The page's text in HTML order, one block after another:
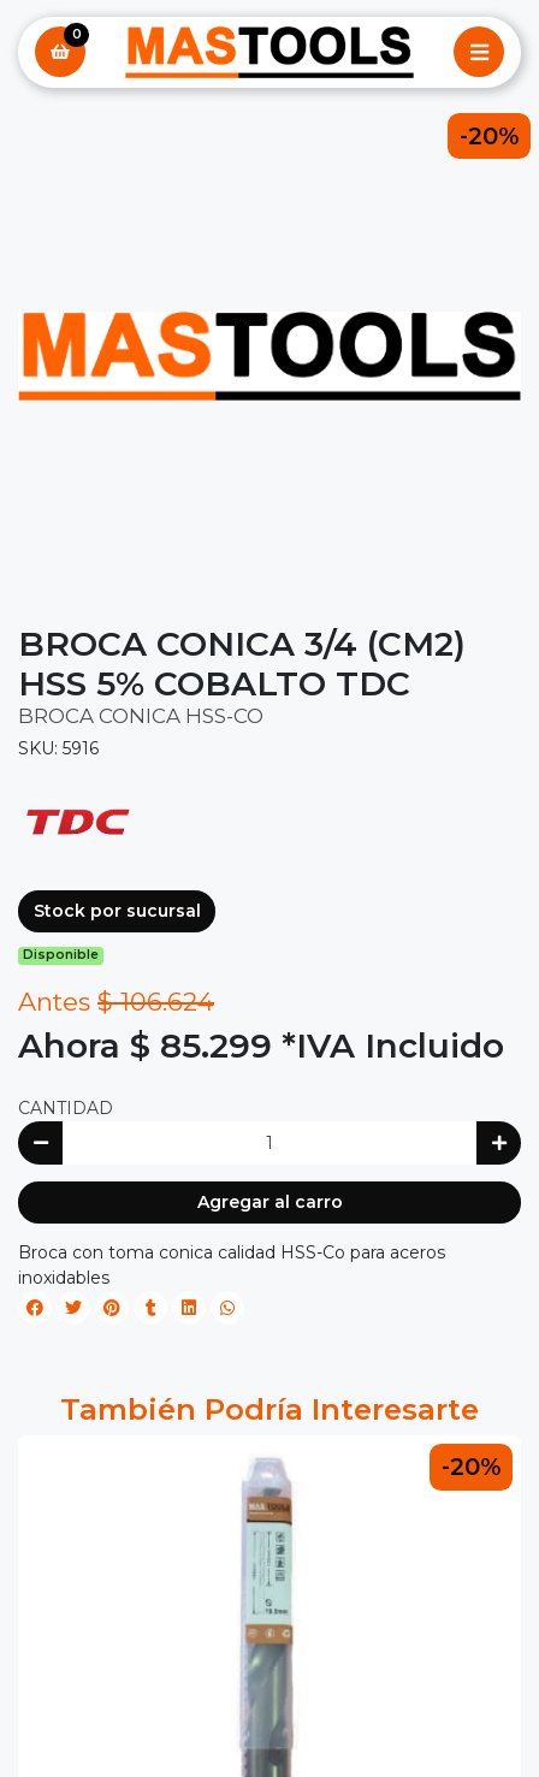
0
-20%
BROCA CONICA 3/4 (CM2)
HSS 5% COBALTO TDC
BROCA CONICA HSS-CO
SKU: 5916
Stock por sucursal
Disponible
Antes $ 106.624
Ahora $ 85.299 *IVA Incluido
CANTIDAD
Agregar al carro
Broca con toma conica calidad HSS-Co para aceros
inoxidables
También Podría Interesarte
-20%